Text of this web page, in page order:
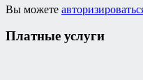
Вы можете
Платные услуги